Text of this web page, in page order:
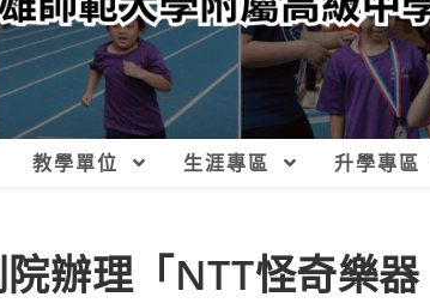
教學單位 生涯專區 升學專區
辦理「NTT怪奇樂器